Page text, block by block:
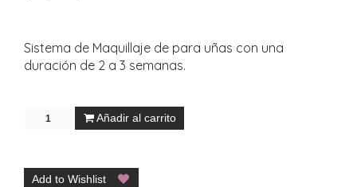
Sistema de Maquillaje de para uñas con una
duración de 2 a 3 semanas.
Añadir al carrito
Add to Wishlist